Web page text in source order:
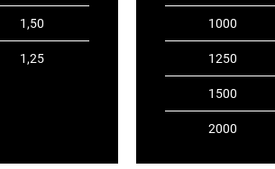
1,50
1,25
1000
1250
1500
2000